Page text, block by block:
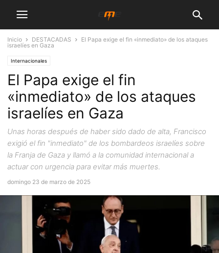
Inicio DESTACADAS
El Papa exige el fin «inmediato» de los ataques
israelíes en Gaza
Internacionales
El Papa exige el fin
«inmediato» de los ataques
israelíes en Gaza
Unas horas después de haber sido dado de alta, Francisco
exigió el fin "inmediato" de los bombardeos israelíes sobre
la Franja de Gaza y llamó a la comunidad internacional a
actuar con urgencia para evitar más muertes.
domingo 23 de marzo de 2025